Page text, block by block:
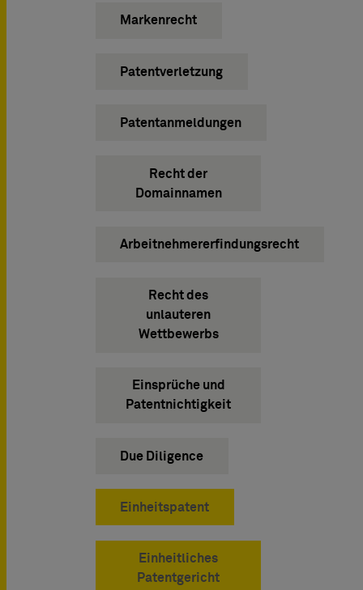
Markenrecht
Patentverletzung
Patentanmeldungen
Recht der
Domainnamen
Arbeitnehmererfindungsrecht
Recht des
unlauteren
Wettbewerbs
Einsprüche und
Patentnichtigkeit
Due Diligence
Einheitspatent
Einheitliches
Patentgericht